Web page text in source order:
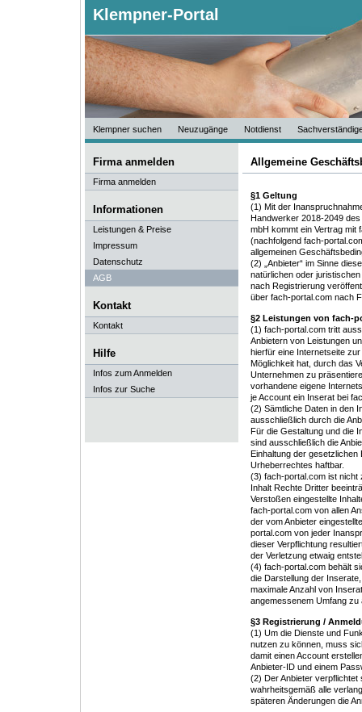
Klempner-Portal
Klempner suchen Neuzugänge Notdienst
Firma anmelden
Firma anmelden
Informationen
Leistungen & Preise
Impressum
Datenschutz
AGB
Kontakt
Kontakt
Hilfe
Infos zum Anmelden
Infos zur Suche
Allgemeine
§1 Geltung
(1) Mit der
Handwerker 2018-2049
mbH kommt ein Vertrag mit
(nachfolgend fach-
allgemeinen
(2) „Anbieter“ im Sinne
natürlichen oder
nach Registrierung
über fach-portal.com nach
§2 Leistungen von fach-
(1) fach-portal.com tritt
Anbietern von Leistungen
hierfür eine Internetseite
Möglichkeit hat, durch das
Unternehmen zu
vorhandene eigene
je Account ein Inserat bei
(2) Sämtliche Daten in den
ausschließlich durch die
Für die Gestaltung und die
sind ausschließlich die
Einhaltung der
Urheberrechtes haftbar.
(3) fach-portal.com ist nicht
Inhalt Rechte Dritter
Verstoßen eingestellte
fach-portal.com von allen
der vom Anbieter
portal.com von jeder
dieser Verpflichtung
der Verletzung etwaig
(4) fach-portal.com behält
die Darstellung der
maximale Anzahl von
angemessenem Umfang
§3 Registrierung /
(1) Um die Dienste und
nutzen zu können, muss
damit einen Account
Anbieter-ID und einem
(2) Der Anbieter verpflichtet
wahrheitsgemäß alle
späteren Änderungen die